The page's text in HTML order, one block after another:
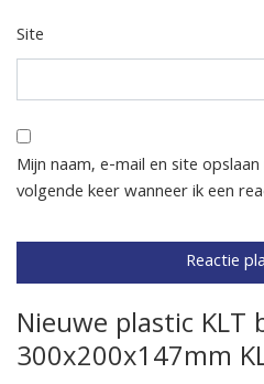
Site
Mijn naam, e-mail en site
volgende keer wanneer ik een
Nieuwe plastic KLT
300x200x147mm